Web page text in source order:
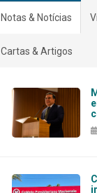
Notas & Notícias
Cartas & Artigos